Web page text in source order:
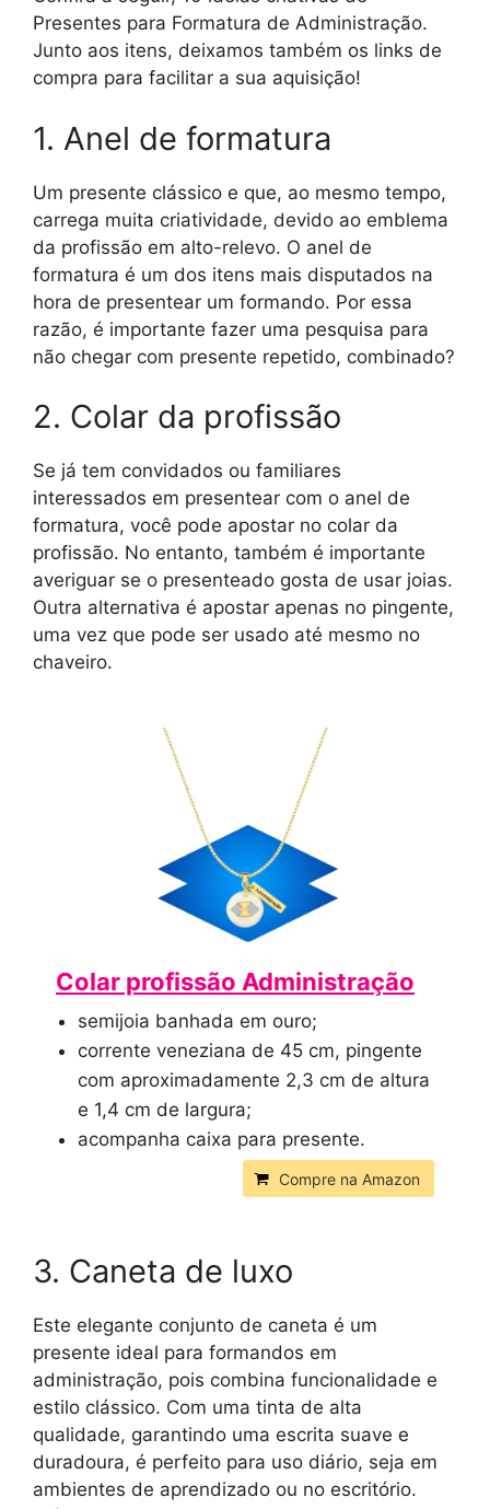
Presentes para Formatura de Administração.
Junto aos itens, deixamos também os links de
compra para facilitar a sua aquisição!
1. Anel de formatura
Um presente clássico e que, ao mesmo tempo,
carrega muita criatividade, devido ao emblema
da profissão em alto-relevo. O anel de
formatura é um dos itens mais disputados na
hora de presentear um formando. Por essa
razão, é importante fazer uma pesquisa para
não chegar com presente repetido, combinado?
2. Colar da profissão
Se já tem convidados ou familiares
interessados em presentear com o anel de
formatura, você pode apostar no colar da
profissão. No entanto, também é importante
averiguar se o presenteado gosta de usar joias.
Outra alternativa é apostar apenas no pingente,
uma vez que pode ser usado até mesmo no
chaveiro.
Colar profissão Administração
semijoia banhada em ouro;
corrente veneziana de 45 cm, pingente
com aproximadamente 2,3 cm de altura
e 1,4 cm de largura;
acompanha caixa para presente.
Compre na Amazon
3. Caneta de luxo
Este elegante conjunto de caneta é um
presente ideal para formandos em
administração, pois combina funcionalidade e
estilo clássico. Com uma tinta de alta
qualidade, garantindo uma escrita suave e
duradoura, é perfeito para uso diário, seja em
ambientes de aprendizado ou no escritório.